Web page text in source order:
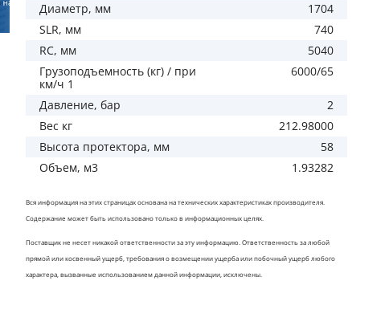
Диаметр, мм
1704
SLR, мм
740
RC, мм
5040
Грузоподъемность (кг) / при
км/ч 1
6000/65
Давление, бар
2
Вес кг
212.98000
Высота протектора, мм
58
Объем, м3
1.93282
Вся информация на этих страницах основана на технических характеристиках производителя.
Содержание может быть использовано только в информационных целях.
Поставщик не несет никакой ответственности за эту информацию. Ответственность за любой
прямой или косвенный ущерб, требования о возмещении ущерба или побочный ущерб любого
характера, вызванные использованием данной информации, исключены.